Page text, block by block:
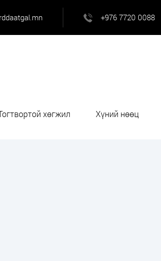
+976 7720 0088
хөгжил Хүний нөөц